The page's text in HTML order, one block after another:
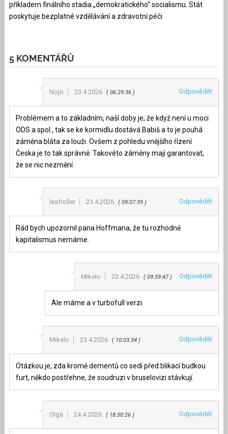
příkladem finálního stadia „demokratického“ socialismu. Stát
poskytuje bezplatné vzdělávání a zdravotní péči
5 KOMENTÁŘŮ
Nojo 23.4.2026 06:29:36 Odpovědět
Problémem a to základním, naší doby je, že když není u moci
ODS a spol., tak se ke kormidlu dostává Babiš a to je pouhá
záměna bláta za louži. Ovšem z pohledu vnějšího řízení
Česka je to tak správně. Takovéto záměny mají garantovat,
že se nic nezmění.
leafroller 23.4.2026 09:07:39 Odpovědět
Rád bych upozornil pana Hoffmana, že tu rozhodně
kapitalismus nemáme.
Mikelo 23.4.2026 09:59:47 Odpovědět
Ale máme a v turbofull verzi.
Mikelo 23.4.2026 10:03:34 Odpovědět
Otázkou je, zda kromě dementů co sedí před blikací budkou
furt, někdo postřehne, že soudruzi v bruselovizi stávkují.
Olga 24.4.2026 18:50:26 Odpovědět